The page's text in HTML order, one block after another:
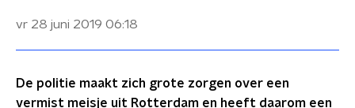
vr 28 juni 2019 06:18
De politie maakt zich grote zorgen over een
vermist meisje uit Rotterdam en heeft daarom een